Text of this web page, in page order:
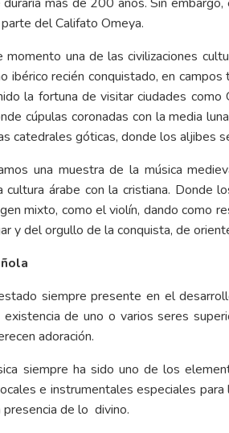
del Califato Omeya.
momento una de las civilizaciones
ibérico recién conquistado, en
la fortuna de visitar ciudades
cúpulas coronadas con la media
catedrales góticas, donde los aljibes
una muestra de la música
árabe con la cristiana. Donde
mixto, como el violín, dando como
y del orgullo de la conquista, de
siempre presente en el
de uno o varios seres
adoración.
siempre ha sido uno de los
e instrumentales especiales
de lo divino.